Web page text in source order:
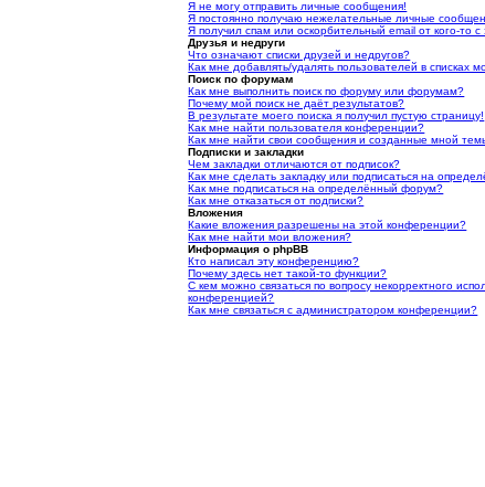
Я не могу отправить личные сообщения!
Я постоянно получаю нежелательные личные
Я получил спам или оскорбительный email от кого-то
Друзья и недруги
Что означают списки друзей и недругов?
Как мне добавлять/удалять пользователей в списках
Поиск по форумам
Как мне выполнить поиск по форуму или форумам?
Почему мой поиск не даёт результатов?
В результате моего поиска я получил пустую страницу!
Как мне найти пользователя конференции?
Как мне найти свои сообщения и созданные мной
Подписки и закладки
Чем закладки отличаются от подписок?
Как мне сделать закладку или подписаться на
Как мне подписаться на определённый форум?
Как мне отказаться от подписки?
Вложения
Какие вложения разрешены на этой конференции?
Как мне найти мои вложения?
Информация о phpBB
Кто написал эту конференцию?
Почему здесь нет такой-то функции?
С кем можно связаться по вопросу некорректного
конференцией?
Как мне связаться с администратором конференции?